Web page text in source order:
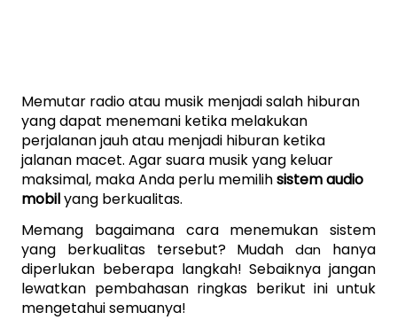
Memutar radio atau musik menjadi salah hiburan
yang dapat menemani ketika melakukan
perjalanan jauh atau menjadi hiburan ketika
jalanan macet. Agar suara musik yang keluar
maksimal, maka Anda perlu memilih sistem audio
mobil yang berkualitas.
Memang bagaimana cara menemukan sistem
yang berkualitas tersebut? Mudah dan hanya
diperlukan beberapa langkah! Sebaiknya jangan
lewatkan pembahasan ringkas berikut ini untuk
mengetahui semuanya!